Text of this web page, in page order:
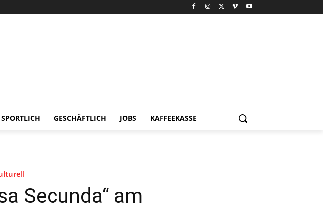
SPORTLICH GESCHÄFTLICH JOBS KAFFEEKASSE
Secunda“ am